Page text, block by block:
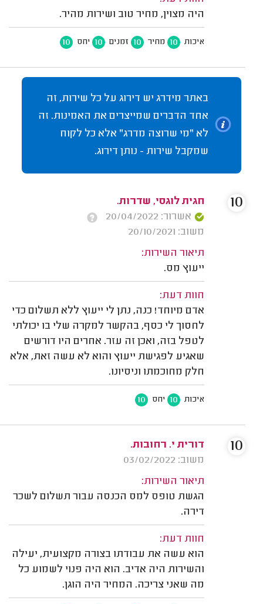
היה מצוין, מחיר טוב ושירות מהיר.
איכות 10 מחיר 10 זמנים 10 יחס 10
באתר מידרג יש דירוג על כל שירות, זה
אחד הדברים שמייצרים את האמינות. זה
לא "מי שרוצה מדרג" אלא כל לקוח
שמקבל שירות - נותן דירוג.
חגית לוגסי, שדרות.
אשרור: 20/04/2022
משוב: 20/10/2021
תיאור השירות:
ייעוץ מס.
חוות דעת:
אדם מיוחד! כנה, נתן לי ייעוץ ללא תשלום כדי
לחסוך לי כסף, בהקשר למקרה שלי בו יכולתי
לטפל בזה, ואכן זה עזר. אחרים היו דורשים
שאגיע לפגישת ייעוץ והוא לא עשה זאת, אלא
חלק מחוכמתו וניסיונו.
איכות 10 יחס 10
10
דורית י. רחובות.
משוב: 03/02/2022
תיאור השירות:
הגשת טופס למס הכנסה עבור תשלום לשכר
דירה.
חוות דעת:
הוא עשה את עבודתו בצורה מקצועית, יעילה
והשירות היה אדיב. הוא היה פנוי לשמוע כל
מה שאני צריכה. המחיר היה הוגן.
10